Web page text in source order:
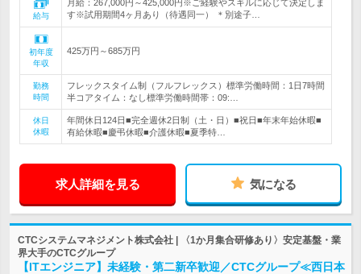
給与
月給：267,000円～425,000円※ご経験やスキルに応じて決定しま
す※試用期間4ヶ月あり（待遇同一） ＊別途子…
初年度
年収
425万円～685万円
勤務
時間
フレックスタイム制（フルフレックス）標準労働時間：1日7時間
半コアタイム：なし標準労働時間帯：09:…
休日
休暇
年間休日124日■完全週休2日制（土・日）■祝日■年末年始休暇■
有給休暇■慶弔休暇■介護休暇■夏季特…
求人詳細を見る 気になる
CTCシステムマネジメント株式会社 | 〈1か月集合研修あり〉安定基盤・業
界大手のCTCグループ
【ITエンジニア】未経験・第二新卒歓迎／CTCグループ≪西日本